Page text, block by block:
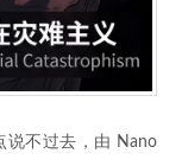
说不过去，由 Nano